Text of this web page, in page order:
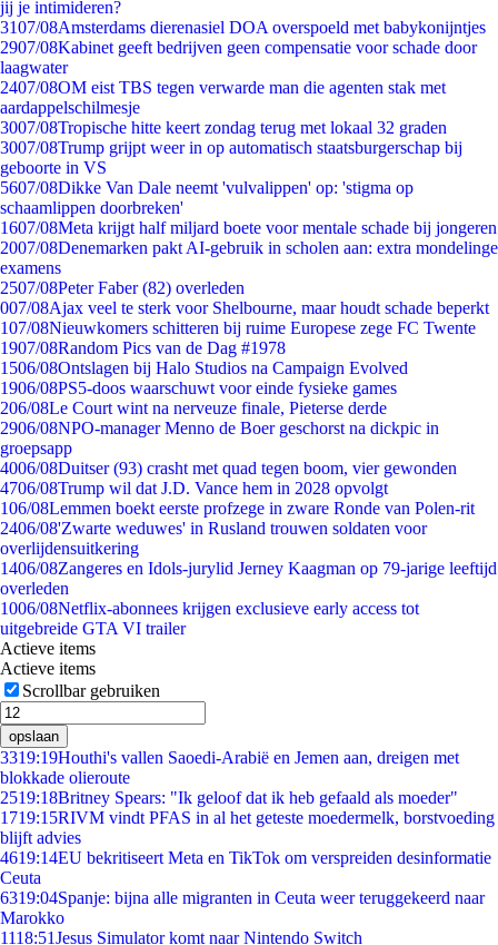
jij je intimideren?
3107/08Amsterdams dierenasiel DOA overspoeld met babykonijntjes
2907/08Kabinet geeft bedrijven geen compensatie voor schade door
laagwater
2407/08OM eist TBS tegen verwarde man die agenten stak met
aardappelschilmesje
3007/08Tropische hitte keert zondag terug met lokaal 32 graden
3007/08Trump grijpt weer in op automatisch staatsburgerschap bij
geboorte in VS
5607/08Dikke Van Dale neemt 'vulvalippen' op: 'stigma op
schaamlippen doorbreken'
1607/08Meta krijgt half miljard boete voor mentale schade bij jongeren
2007/08Denemarken pakt AI-gebruik in scholen aan: extra mondelinge
examens
2507/08Peter Faber (82) overleden
007/08Ajax veel te sterk voor Shelbourne, maar houdt schade beperkt
107/08Nieuwkomers schitteren bij ruime Europese zege FC Twente
1907/08Random Pics van de Dag #1978
1506/08Ontslagen bij Halo Studios na Campaign Evolved
1906/08PS5-doos waarschuwt voor einde fysieke games
206/08Le Court wint na nerveuze finale, Pieterse derde
2906/08NPO-manager Menno de Boer geschorst na dickpic in
groepsapp
4006/08Duitser (93) crasht met quad tegen boom, vier gewonden
4706/08Trump wil dat J.D. Vance hem in 2028 opvolgt
106/08Lemmen boekt eerste profzege in zware Ronde van Polen-rit
2406/08'Zwarte weduwes' in Rusland trouwen soldaten voor
overlijdensuitkering
1406/08Zangeres en Idols-jurylid Jerney Kaagman op 79-jarige leeftijd
overleden
1006/08Netflix-abonnees krijgen exclusieve early access tot
uitgebreide GTA VI trailer
Actieve items
Actieve items
Scrollbar gebruiken
opslaan
3319:19Houthi's vallen Saoedi-Arabië en Jemen aan, dreigen met
blokkade olieroute
2519:18Britney Spears: "Ik geloof dat ik heb gefaald als moeder"
1719:15RIVM vindt PFAS in al het geteste moedermelk, borstvoeding
blijft advies
4619:14EU bekritiseert Meta en TikTok om verspreiden desinformatie
Ceuta
6319:04Spanje: bijna alle migranten in Ceuta weer teruggekeerd naar
Marokko
1118:51Jesus Simulator komt naar Nintendo Switch